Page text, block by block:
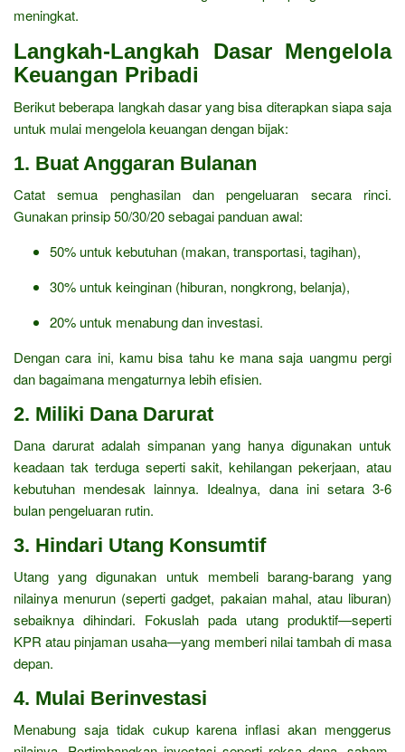
meningkat.
Langkah-Langkah Dasar Mengelola
Keuangan Pribadi
Berikut beberapa langkah dasar yang bisa diterapkan siapa saja
untuk mulai mengelola keuangan dengan bijak:
1. Buat Anggaran Bulanan
Catat semua penghasilan dan pengeluaran secara rinci.
Gunakan prinsip 50/30/20 sebagai panduan awal:
50% untuk kebutuhan (makan, transportasi, tagihan),
30% untuk keinginan (hiburan, nongkrong, belanja),
20% untuk menabung dan investasi.
Dengan cara ini, kamu bisa tahu ke mana saja uangmu pergi
dan bagaimana mengaturnya lebih efisien.
2. Miliki Dana Darurat
Dana darurat adalah simpanan yang hanya digunakan untuk
keadaan tak terduga seperti sakit, kehilangan pekerjaan, atau
kebutuhan mendesak lainnya. Idealnya, dana ini setara 3-6
bulan pengeluaran rutin.
3. Hindari Utang Konsumtif
Utang yang digunakan untuk membeli barang-barang yang
nilainya menurun (seperti gadget, pakaian mahal, atau liburan)
sebaiknya dihindari. Fokuslah pada utang produktif—seperti
KPR atau pinjaman usaha—yang memberi nilai tambah di masa
depan.
4. Mulai Berinvestasi
Menabung saja tidak cukup karena inflasi akan menggerus